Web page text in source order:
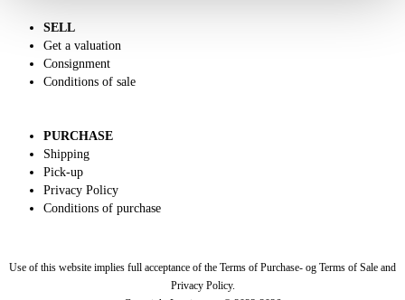
SELL
Get a valuation
Consignment
Conditions of sale
PURCHASE
Shipping
Pick-up
Privacy Policy
Conditions of purchase
Use of this website implies full acceptance of the Terms of Purchase- og Terms of Sale and
Privacy Policy.